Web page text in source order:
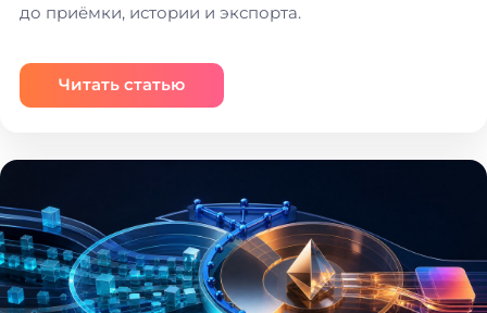
до приёмки, истории и экспорта.
Читать статью